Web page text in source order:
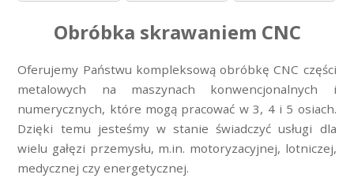
Obróbka skrawaniem CNC
Oferujemy Państwu kompleksową obróbkę CNC części
metalowych na maszynach konwencjonalnych i
numerycznych, które mogą pracować w 3, 4 i 5 osiach.
Dzięki temu jesteśmy w stanie świadczyć usługi dla
wielu gałęzi przemysłu, m.in. motoryzacyjnej, lotniczej,
medycznej czy energetycznej.